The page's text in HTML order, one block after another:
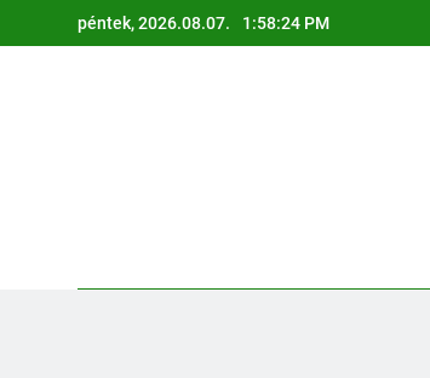
a
péntek, 2026.08.07. 1:58:27 PM